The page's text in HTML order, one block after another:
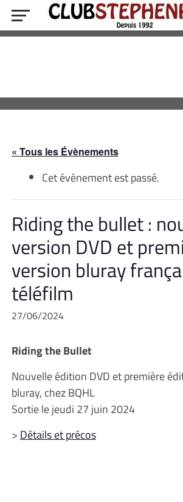
« Tous les Évènements
Cet évènement est passé.
Riding the bullet :
version DVD et
version bluray
téléfilm
27/06/2024
Riding the Bullet
Nouvelle édition DVD et première
bluray, chez BQHL
Sortie le jeudi 27 juin 2024
> Détails et précos